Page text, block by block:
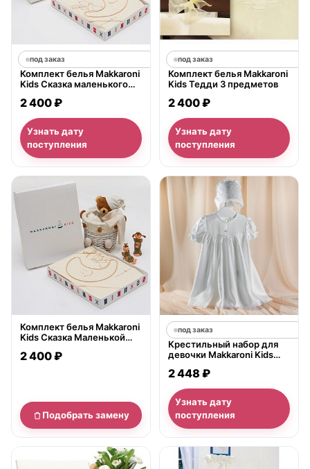
под заказ
Комплект белья Makkaroni
Kids Сказка маленького
2 400 ₽
Узнать дату
поступления
под заказ
Комплект белья Makkaroni
Kids Тедди 3 предметов
2 400 ₽
Узнать дату
поступления
нет в продаже
Комплект белья Makkaroni
Kids Сказка Маленькой
2 400 ₽
Подобрать замену
под заказ
Крестильный набор для
девочки Makkaroni Kids
2 448 ₽
Узнать дату
поступления
нет в продаже